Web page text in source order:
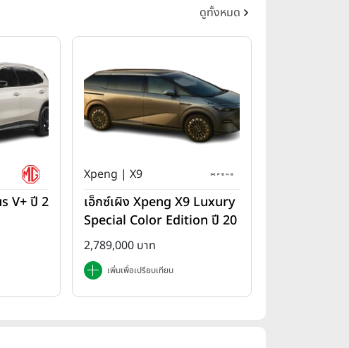
ดูทั้งหมด
V+ ปี 2
Xpeng | X9
เอ็กซ์เผิง Xpeng X9 Luxury
Special Color Edition ปี 20
25
2,789,000 บาท
เพิ่มเพื่อเปรียบเทียบ